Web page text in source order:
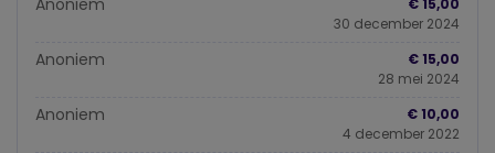
Anoniem
€ 15,00
30 december 2024
Anoniem
€ 15,00
28 mei 2024
Anoniem
€ 10,00
4 december 2022